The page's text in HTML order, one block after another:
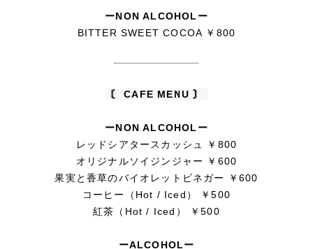
ーNON ALCOHOLー
BITTER SWEET COCOA ￥800
〘 CAFE MENU 〙
ーNON ALCOHOLー
レッドシアタースカッシュ ￥800
オリジナルソイジンジャー ￥600
果実と香草のバイオレットビネガー ￥600
コーヒー（Hot / Iced） ￥500
紅茶（Hot / Iced） ￥500
ーALCOHOLー